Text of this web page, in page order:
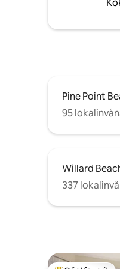
Pine Point
95
Willard
337